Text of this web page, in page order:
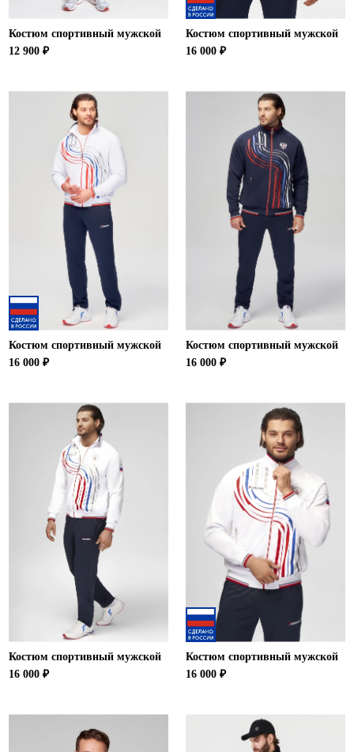
Костюм спортивный мужской
12 900 ₽
Костюм спортивный мужской
16 000 ₽
Костюм спортивный мужской
16 000 ₽
Костюм спортивный мужской
16 000 ₽
Костюм спортивный мужской
16 000 ₽
Костюм спортивный мужской
16 000 ₽